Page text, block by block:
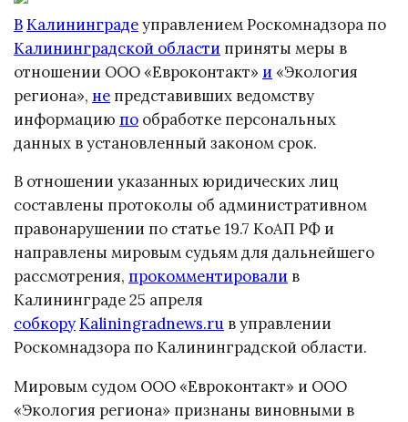
ВКалининградеуправлением Роскомнадзора по
Калининградской области приняты меры в
отношении ООО «Евроконтакт» и «Экология
региона», не представивших ведомству
информацию по обработке персональных
данных в установленный законом срок.
В отношении указанных юридических лиц
составлены протоколы об административном
правонарушении по статье 19.7 КоАП РФ и
направлены мировым судьям для дальнейшего
рассмотрения, прокомментировали в
Калининграде 25 апреля
собкоруKaliningradnews.ru в управлении
Роскомнадзора по Калининградской области.
Мировым судом ООО «Евроконтакт» и ООО
«Экология региона» признаны виновными в